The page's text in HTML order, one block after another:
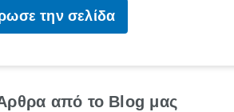
την σελίδα
από το Blog μας